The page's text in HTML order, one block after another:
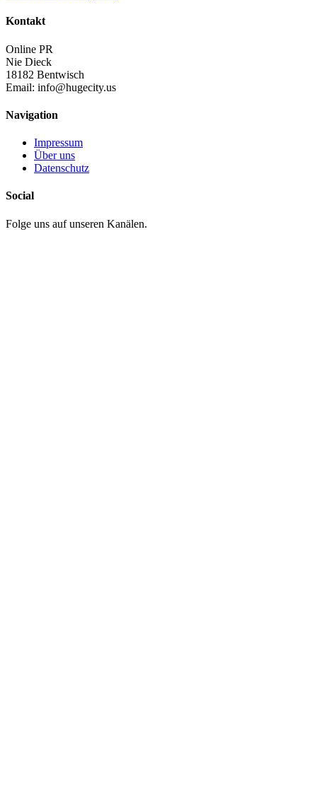
Kontakt
Online PR
Nie Dieck
18182 Bentwisch
Email: info@hugecity.us
Navigation
Impressum
Über uns
Datenschutz
Social
Folge uns auf unseren Kanälen.